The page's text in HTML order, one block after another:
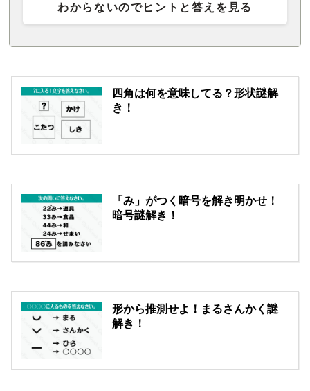
わからないのでヒントと答えを見る
四角は何を意味してる？形状謎解
き！
「み」がつく暗号を解き明かせ！
暗号謎解き！
形から推測せよ！まるさんかく謎
解き！